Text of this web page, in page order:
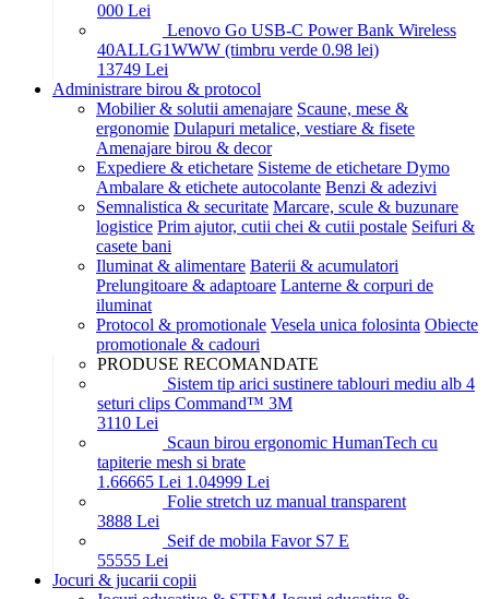
000 Lei
Lenovo Go USB-C Power Bank Wireless
40ALLG1WWW (timbru verde 0.98 lei)
13749 Lei
Administrare birou & protocol
Mobilier & solutii amenajare Scaune, mese &
ergonomie Dulapuri metalice, vestiare & fisete
Amenajare birou & decor
Expediere & etichetare Sisteme de etichetare Dymo
Ambalare & etichete autocolante Benzi & adezivi
Semnalistica & securitate Marcare, scule & buzunare
logistice Prim ajutor, cutii chei & cutii postale Seifuri &
casete bani
Iluminat & alimentare Baterii & acumulatori
Prelungitoare & adaptoare Lanterne & corpuri de
iluminat
Protocol & promotionale Vesela unica folosinta Obiecte
promotionale & cadouri
PRODUSE RECOMANDATE
Sistem tip arici sustinere tablouri mediu alb 4
seturi clips Command™ 3M
3110 Lei
Scaun birou ergonomic HumanTech cu
tapiterie mesh si brate
1.66665 Lei 1.04999 Lei
Folie stretch uz manual transparent
3888 Lei
Seif de mobila Favor S7 E
55555 Lei
Jocuri & jucarii copii